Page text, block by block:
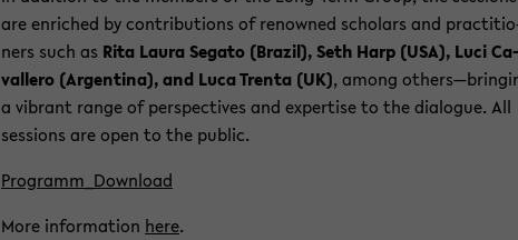
are en­ri­ched by con­tri­bu­ti­ons of re­now­ned scholars and
ners such as Rita Laura Se­ga­to (Bra­zil), Seth Harp (USA), Luci Ca­
val­le­ro (Ar­gen­ti­na), and Luca Tren­ta (UK), among
a vi­brant range of per­spec­ti­ves and ex­per­ti­se to the dia­lo­gue. All
ses­si­ons are open to the pu­blic.
Pro­gram­m_Down­load
More in­for­ma­ti­on here.